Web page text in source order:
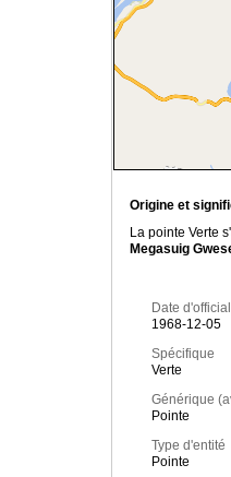
Origine et
La pointe Verte
Megasuig
Date
1968-12-05
Spécifique
Verte
Générique
Pointe
Type d'entité
Pointe